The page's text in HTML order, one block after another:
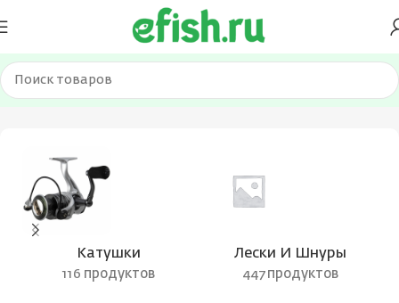
Главная Товар Цвет воблера 008
Катушки
116 продуктов
Лески И Шнуры
447 продуктов